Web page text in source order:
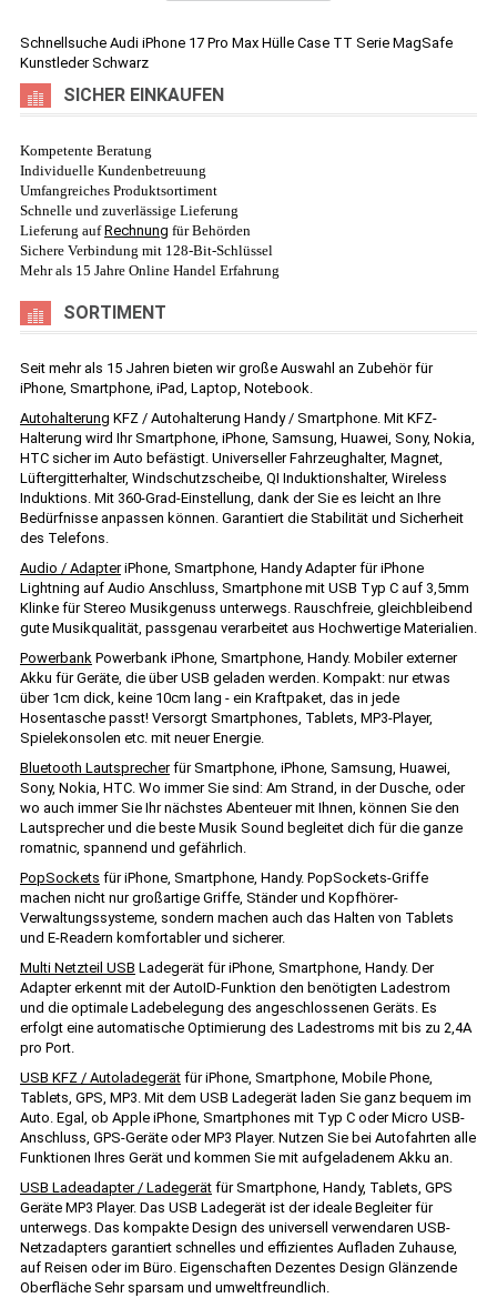
Schnellsuche Audi iPhone 17 Pro Max Hülle Case TT Serie MagSafe
Kunstleder Schwarz
SICHER EINKAUFEN
Kompetente Beratung
Individuelle Kundenbetreuung
Umfangreiches Produktsortiment
Schnelle und zuverlässige Lieferung
Lieferung aufRechnung für Behörden
Sichere Verbindung mit 128-Bit-Schlüssel
Mehr als 15 Jahre Online Handel Erfahrung
SORTIMENT
Seit mehr als 15 Jahren bieten wir große Auswahl an Zubehör für
iPhone, Smartphone, iPad, Laptop, Notebook.
Autohalterung KFZ / Autohalterung Handy / Smartphone. Mit KFZ-
Halterung wird Ihr Smartphone, iPhone, Samsung, Huawei, Sony, Nokia,
HTC sicher im Auto befästigt. Universeller Fahrzeughalter, Magnet,
Lüftergitterhalter, Windschutzscheibe, QI Induktionshalter, Wireless
Induktions. Mit 360-Grad-Einstellung, dank der Sie es leicht an Ihre
Bedürfnisse anpassen können. Garantiert die Stabilität und Sicherheit
des Telefons.
Audio / AdapteriPhone, Smartphone, Handy Adapter für iPhone
Lightning auf Audio Anschluss, Smartphone mit USB Typ C auf 3,5mm
Klinke für Stereo Musikgenuss unterwegs. Rauschfreie, gleichbleibend
gute Musikqualität, passgenau verarbeitet aus Hochwertige Materialien.
Powerbank Powerbank iPhone, Smartphone, Handy. Mobiler externer
Akku für Geräte, die über USB geladen werden. Kompakt: nur etwas
über 1cm dick, keine 10cm lang - ein Kraftpaket, das in jede
Hosentasche passt! Versorgt Smartphones, Tablets, MP3-Player,
Spielekonsolen etc. mit neuer Energie.
Bluetooth Lautsprecherfür Smartphone, iPhone, Samsung, Huawei,
Sony, Nokia, HTC. Wo immer Sie sind: Am Strand, in der Dusche, oder
wo auch immer Sie Ihr nächstes Abenteuer mit Ihnen, können Sie den
Lautsprecher und die beste Musik Sound begleitet dich für die ganze
romatnic, spannend und gefährlich.
PopSockets für iPhone, Smartphone, Handy. PopSockets-Griffe
machen nicht nur großartige Griffe, Ständer und Kopfhörer-
Verwaltungssysteme, sondern machen auch das Halten von Tablets
und E-Readern komfortabler und sicherer.
Multi Netzteil USB Ladegerät für iPhone, Smartphone, Handy. Der
Adapter erkennt mit der AutoID-Funktion den benötigten Ladestrom
und die optimale Ladebelegung des angeschlossenen Geräts. Es
erfolgt eine automatische Optimierung des Ladestroms mit bis zu 2,4A
pro Port.
USB KFZ / Autoladegerät für iPhone, Smartphone, Mobile Phone,
Tablets, GPS, MP3. Mit dem USB Ladegerät laden Sie ganz bequem im
Auto. Egal, ob Apple iPhone, Smartphones mit Typ C oder Micro USB-
Anschluss, GPS-Geräte oder MP3 Player. Nutzen Sie bei Autofahrten alle
Funktionen Ihres Gerät und kommen Sie mit aufgeladenem Akku an.
USB Ladeadapter / Ladegerät für Smartphone, Handy, Tablets, GPS
Geräte MP3 Player. Das USB Ladegerät ist der ideale Begleiter für
unterwegs. Das kompakte Design des universell verwendaren USB-
Netzadapters garantiert schnelles und effizientes Aufladen Zuhause,
auf Reisen oder im Büro. Eigenschaften Dezentes Design Glänzende
Oberfläche Sehr sparsam und umweltfreundlich.